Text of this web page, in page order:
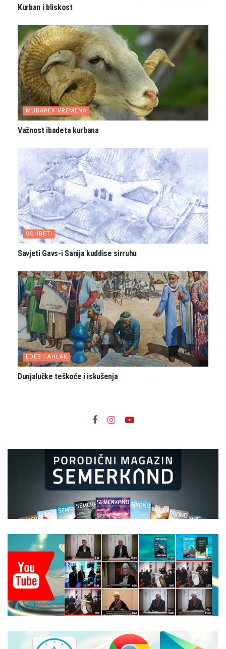
Kurban i bliskost
MUBAREK VREMENA
Važnost ibadeta kurbana
SOHBETI
Savjeti Gavs-i Sanija kuddise sirruhu
EDEB I AHLAK
Dunjalučke teškoće i iskušenja